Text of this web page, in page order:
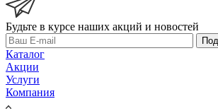
Будьте в курсе наших акций и новостей
Каталог
Акции
Услуги
Компания